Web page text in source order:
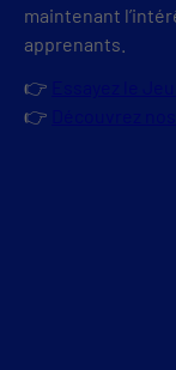
maintenant
apprenants.
👉
👉